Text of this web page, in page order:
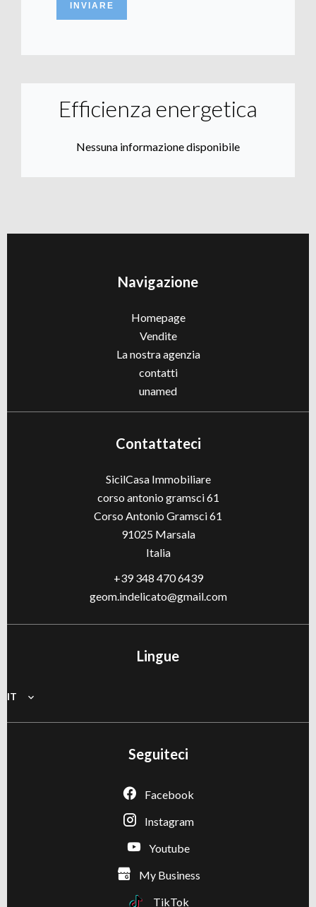
INVIARE
Efficienza energetica
Nessuna informazione disponibile
Navigazione
Homepage
Vendite
La nostra agenzia
contatti
unamed
Contattateci
SicilCasa Immobiliare
corso antonio gramsci 61
Corso Antonio Gramsci 61
91025Marsala
Italia
+39 348 470 6439
geom.indelicato@gmail.com
Lingue
IT
Seguiteci
Facebook
Instagram
Youtube
My Business
TikTok